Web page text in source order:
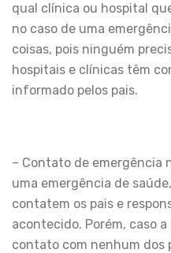
qual clínica ou hospital
no caso de uma
coisas, pois ninguém
hospitais e clínicas têm
informado pelos pais.
– Contato de emergência
uma emergência de
contatem os pais e
acontecido. Porém, caso
contato com nenhum dos